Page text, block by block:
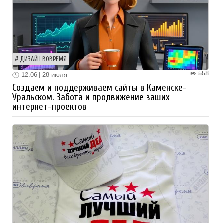
ДИЗАЙН ВОВРЕМЯ
558
12:06 | 28 июля
Создаем и поддерживаем сайты в Каменске-
Уральском. Забота и продвижение ваших
интернет-проектов